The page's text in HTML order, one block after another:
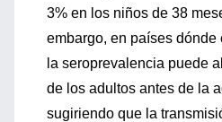
3% en los niños de 38
embargo, en países dónde
la seroprevalencia puede
de los adultos antes de la
sugiriendo que la